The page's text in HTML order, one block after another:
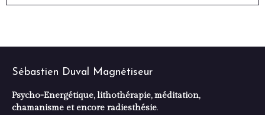
Sébastien Duval Magnétiseur
Psycho-Energétique, lithothérapie, méditation,
chamanisme et encore radiesthésie.